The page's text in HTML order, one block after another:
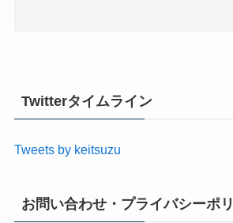
Twitterタイムライン
Tweets by keitsuzu
お問い合わせ・プライバシーポ